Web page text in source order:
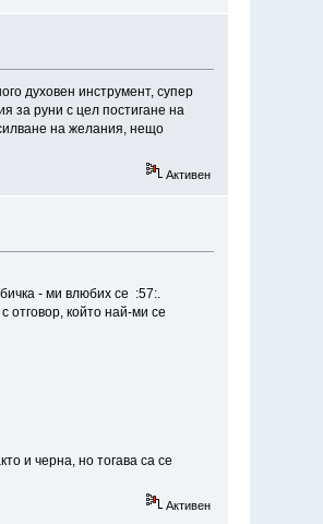
духовен инструмент, супер
за руни с цел постигане на
на желания, нещо
Активен
- ми влюбих се :57:.
отговор, който най-ми се
и черна, но тогава са се
Активен